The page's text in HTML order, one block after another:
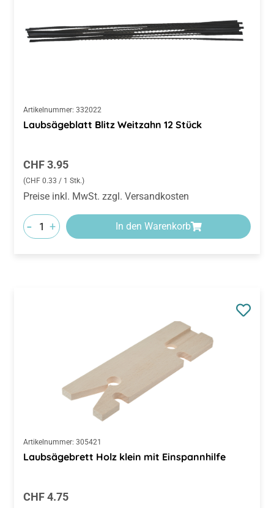
Artikelnummer: 332022
Laubsägeblatt Blitz Weitzahn 12 Stück
Regulärer Preis:
CHF 3.95
(CHF 0.33 / 1 Stk.)
Preise inkl. MwSt. zzgl. Versandkosten
- + In den Warenkorb
Artikelnummer: 305421
Laubsägebrett Holz klein mit Einspannhilfe
Regulärer Preis:
CHF 4.75